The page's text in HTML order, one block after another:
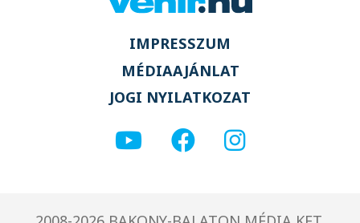
IMPRESSZUM
MÉDIAAJÁNLAT
JOGI NYILATKOZAT